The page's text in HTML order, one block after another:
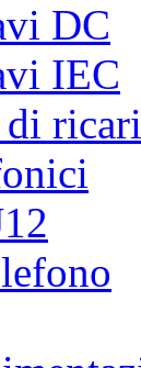
DC
IEC